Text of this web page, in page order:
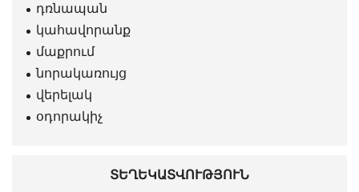
դռնապան
կահավորանք
մաքրում
նորակառույց
վերելակ
օդորակիչ
ՏԵՂԵԿԱՏՎՈՒԹՅՈՒՆ